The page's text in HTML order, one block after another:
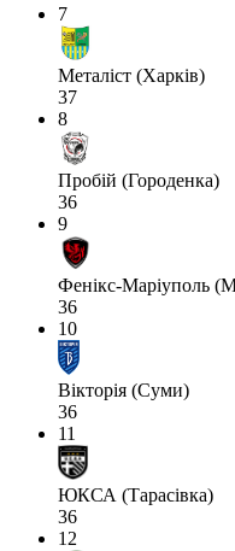
7
Металіст (Харків)
37
8
Пробій (Городенка)
36
9
Фенікс-Маріуполь
36
10
Вікторія (Суми)
36
11
ЮКСА (Тарасівка)
36
12